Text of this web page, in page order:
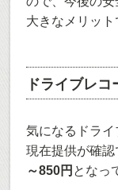
大きなメリット
ドライブレコ
気になるドライ
現在提供が確認
～850円 となっ